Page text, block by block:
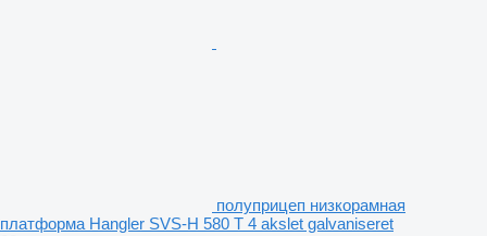
полуприцеп низкорамная
платформа Hangler SVS-H 580 T 4 akslet galvaniseret